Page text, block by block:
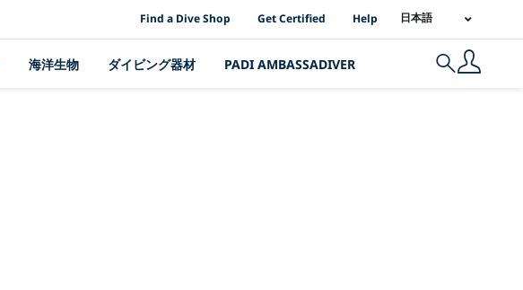
PADI Location Links
Find a Dive Shop Get Certified Help 日本語
海洋生物 ダイビング器材 PADI AMBASSADIVER Search